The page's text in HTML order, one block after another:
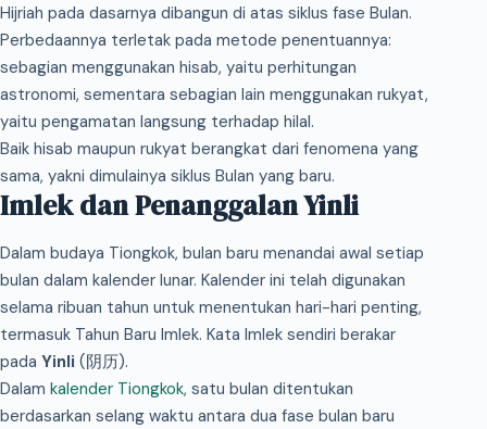
Hijriah pada dasarnya dibangun di atas siklus fase Bulan.
Perbedaannya terletak pada metode penentuannya:
sebagian menggunakan hisab, yaitu perhitungan
astronomi, sementara sebagian lain menggunakan rukyat,
yaitu pengamatan langsung terhadap hilal.
Baik hisab maupun rukyat berangkat dari fenomena yang
sama, yakni dimulainya siklus Bulan yang baru.
Imlek dan Penanggalan Yinli
Dalam budaya Tiongkok, bulan baru menandai awal setiap
bulan dalam kalender lunar. Kalender ini telah digunakan
selama ribuan tahun untuk menentukan hari-hari penting,
termasuk Tahun Baru Imlek. Kata Imlek sendiri berakar
pada Yinli (阴历).
Dalam kalender Tiongkok, satu bulan ditentukan
berdasarkan selang waktu antara dua fase bulan baru